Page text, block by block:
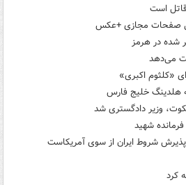
قاتل است
صفحات مجازی +عکس
شده در هرمز
می‌دهد
وزیر دادگستری شد
شهید
شروط ایران از سوی آمریکاست
کرد